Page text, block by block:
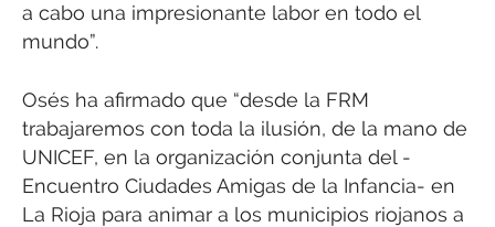
a cabo una impresionante labor en todo el
mundo”.
Osés ha afirmado que “desde la FRM
trabajaremos con toda la ilusión, de la mano de
UNICEF, en la organización conjunta del -
Encuentro Ciudades Amigas de la Infancia- en
La Rioja para animar a los municipios riojanos a